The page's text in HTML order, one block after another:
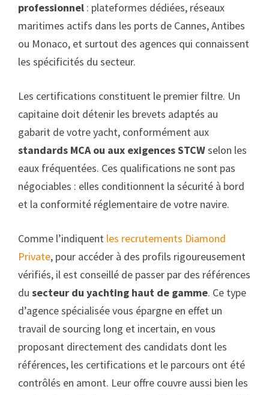
professionnel : plateformes dédiées, réseaux
maritimes actifs dans les ports de Cannes, Antibes
ou Monaco, et surtout des agences qui connaissent
les spécificités du secteur.
Les certifications constituent le premier filtre. Un
capitaine doit détenir les brevets adaptés au
gabarit de votre yacht, conformément aux
standards MCA ou aux exigences STCWselon les
eaux fréquentées. Ces qualifications ne sont pas
négociables : elles conditionnent la sécurité à bord
et la conformité réglementaire de votre navire.
Comme l’indiquent les recrutements Diamond
Private, pour accéder à des profils rigoureusement
vérifiés, il est conseillé de passer par des références
du secteur du yachting haut de gamme. Ce type
d’agence spécialisée vous épargne en effet un
travail de sourcing long et incertain, en vous
proposant directement des candidats dont les
références, les certifications et le parcours ont été
contrôlés en amont. Leur offre couvre aussi bien les